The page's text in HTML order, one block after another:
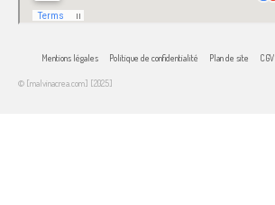
Mentions légales Politique de confidentialité Plan de site CGV
© [malvinacrea.com] [2025]